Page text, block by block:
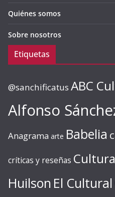
Quiénes somos
Sobre nosotros
Etiquetas
@sanchificatus ABC
Alfonso
Anagrama arte Babelia
críticas y reseñas
Huilson El Cultural